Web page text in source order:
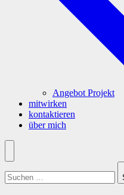
Angebot Projekt
mitwirken
kontaktieren
über mich
Menü
nach: